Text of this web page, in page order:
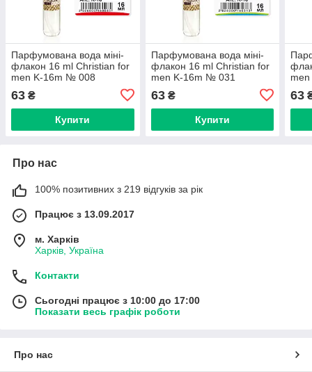
Парфумована вода міні-
флакон 16 ml Christian for
men K-16m № 008
63 ₴
Купити
Парфумована вода міні-
флакон 16 ml Christian for
men K-16m № 031
63₴
Купити
63
Про нас
100% позитивних з 219 відгуків за рік
Працює з 13.09.2017
м. Харків
Харків, Україна
Контакти
Сьогодні працює з 10:00 до 17:00
Показати весь графік роботи
Про нас